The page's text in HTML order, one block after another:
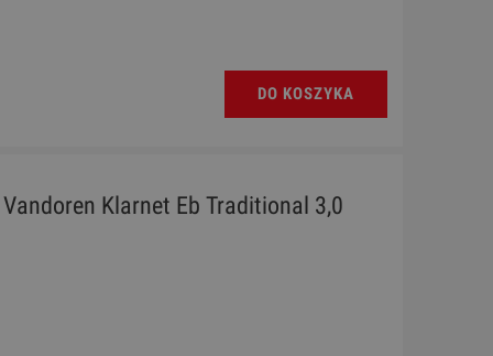
DO KOSZYKA
Klarnet Eb Traditional 3,0